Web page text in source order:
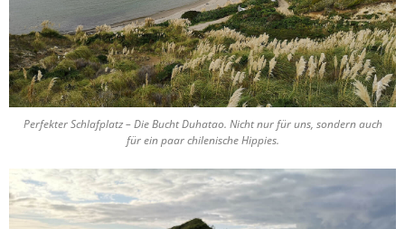
Perfekter Schlafplatz – Die Bucht Duhatao. Nicht nur für uns, sondern auch
für ein paar chilenische Hippies.